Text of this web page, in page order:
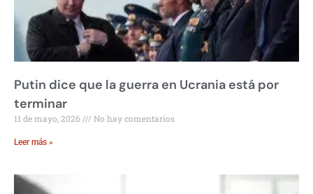
Putin dice que la guerra en Ucrania está por
terminar
11 de mayo, 2026 No hay comentarios
Leer más »